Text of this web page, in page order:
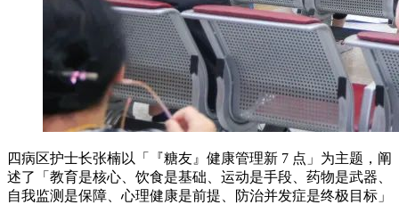
四病区护士长张楠以「『糖友』健康管理新 7 点」为主题，阐
述了「教育是核心、饮食是基础、运动是手段、药物是武器、
自我监测是保障、心理健康是前提、防治并发症是终极目标」